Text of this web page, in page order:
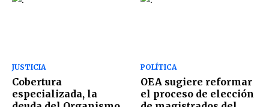
JUSTICIA
Cobertura
especializada, la
POLÍTICA
OEA sugiere reformar
el proceso de elección